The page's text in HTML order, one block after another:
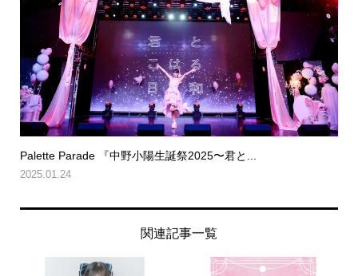
Palette Parade 『中野小陽生誕祭2025〜君と...
2025.01.24
関連記事一覧